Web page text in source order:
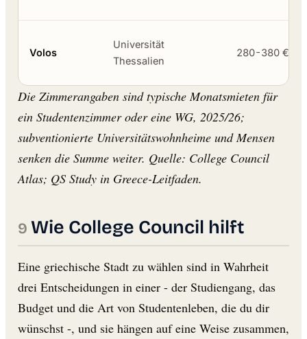
Volos
Universität
Thessalien
280-380 €
Die Zimmerangaben sind typische Monatsmieten für
ein Studentenzimmer oder eine WG, 2025/26;
subventionierte Universitätswohnheime und Mensen
senken die Summe weiter. Quelle: College Council
Atlas; QS Study in Greece-Leitfaden.
Wie College Council hilft
Eine griechische Stadt zu wählen sind in Wahrheit
drei Entscheidungen in einer - der Studiengang, das
Budget und die Art von Studentenleben, die du dir
wünschst -, und sie hängen auf eine Weise zusammen,